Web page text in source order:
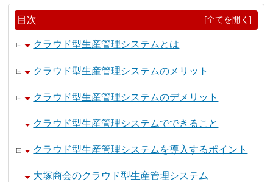
目次 [全てを開く]
クラウド型生産管理システムとは
クラウド型生産管理システムのメリット
クラウド型生産管理システムのデメリット
クラウド型生産管理システムでできること
クラウド型生産管理システムを導入するポイント
大塚商会のクラウド型生産管理システム